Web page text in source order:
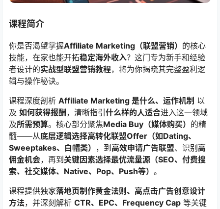
课程简介
你是否渴望掌握Affiliate Marketing（联盟营销）​ 的核心
技能，在家也能开拓稳定海外收入​？这门专为新手和经验
者设计的实战型联盟营销教程，将为你揭晓其完整盈利逻
辑与操作秘诀。
课程深度剖析 ​ Affiliate Marketing 是什么、运作机制 ​ 以
及 ​ 如何获得报酬 ，清晰指引 什么样的人适合进入这一领域
及所需预算。核心部分聚焦Media Buy（媒体购买）​ 的精
髓——从底层逻辑选择高转化联盟Offer（如Dating、
Sweeptakes、白帽类）​ ，到 高效申请广告联盟、识别 高
佣金机会，再到 关键因素选择最优流量源（SEO、付费搜
索、社交媒体、Native、Pop、Push等）​ 。
课程提供独家落地页制作黄金法则、高点击广告创意设计
方法，并深刻解析 ​ CTR、EPC、Frequency Cap ​ 等关键